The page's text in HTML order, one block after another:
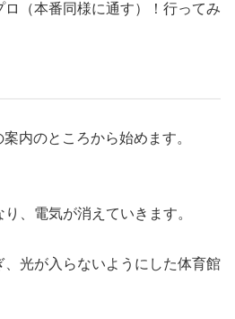
（本番同様に通す）！行ってみ
内のところから始めます。
、電気が消えていきます。
光が入らないようにした体育館